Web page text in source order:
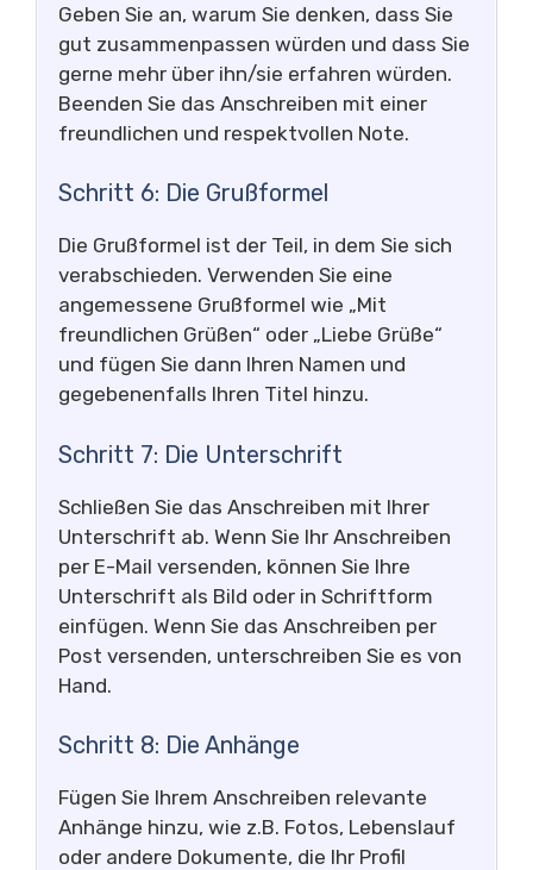
Geben Sie an, warum Sie denken, dass Sie
gut zusammenpassen würden und dass Sie
gerne mehr über ihn/sie erfahren würden.
Beenden Sie das Anschreiben mit einer
freundlichen und respektvollen Note.
Schritt 6: Die Grußformel
Die Grußformel ist der Teil, in dem Sie sich
verabschieden. Verwenden Sie eine
angemessene Grußformel wie „Mit
freundlichen Grüßen“ oder „Liebe Grüße“
und fügen Sie dann Ihren Namen und
gegebenenfalls Ihren Titel hinzu.
Schritt 7: Die Unterschrift
Schließen Sie das Anschreiben mit Ihrer
Unterschrift ab. Wenn Sie Ihr Anschreiben
per E-Mail versenden, können Sie Ihre
Unterschrift als Bild oder in Schriftform
einfügen. Wenn Sie das Anschreiben per
Post versenden, unterschreiben Sie es von
Hand.
Schritt 8: Die Anhänge
Fügen Sie Ihrem Anschreiben relevante
Anhänge hinzu, wie z.B. Fotos, Lebenslauf
oder andere Dokumente, die Ihr Profil